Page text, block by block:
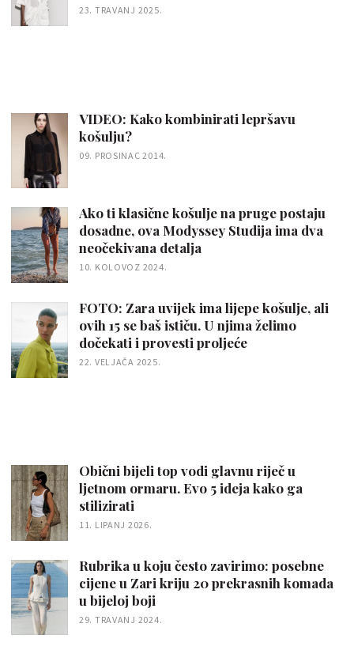
23. TRAVANJ 2025.
VIDEO: Kako kombinirati lepršavu
košulju?
09. PROSINAC 2014.
Ako ti klasične košulje na pruge postaju
dosadne, ova Modyssey Studija ima dva
neočekivana detalja
10. KOLOVOZ 2024.
FOTO: Zara uvijek ima lijepe košulje, ali
ovih 15 se baš ističu. U njima želimo
dočekati i provesti proljeće
22. VELJAČA 2025.
Obični bijeli top vodi glavnu riječ u
ljetnom ormaru. Evo 5 ideja kako ga
stilizirati
11. LIPANJ 2026.
Rubrika u koju često zavirimo: posebne
cijene u Zari kriju 20 prekrasnih komada
u bijeloj boji
29. TRAVANJ 2024.